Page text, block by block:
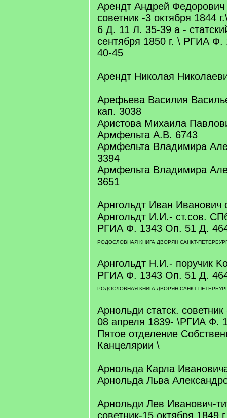
Арендт Андрей
советник -3 октября 1844
6 Д. 11 Л. 35-39 а -
сентября 1850 г. \ РГИА
40-45
Арендт Николая
Арефьева Василия
кап. 3038
Аристова Михаила
Армфельта А.В. 6743
Армфельта Владимира
3394
Армфельта Владимира
3651
Арнгольдт Иван Иванович
Арнгольдт И.И.- ст.сов.
РГИА Ф. 1343 Оп. 51 Д.
РОДОСЛОВНАЯ КНИГА ДВОРЯН САНКТ-
Арнгольдт Н.И.- поручик
РГИА Ф. 1343 Оп. 51 Д.
РОДОСЛОВНАЯ КНИГА ДВОРЯН САНКТ-
Арнольди статск.
08 апреля 1839- \РГИА Ф.
Пятое отделение
Канцелярии \
Арнольда Карла
Арнольда Льва
Арнольди Лев Иванович-
советник-15 октября